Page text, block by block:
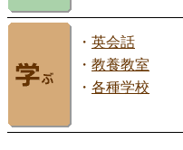
・ 英会話
・ 教養教室
・ 各種学校